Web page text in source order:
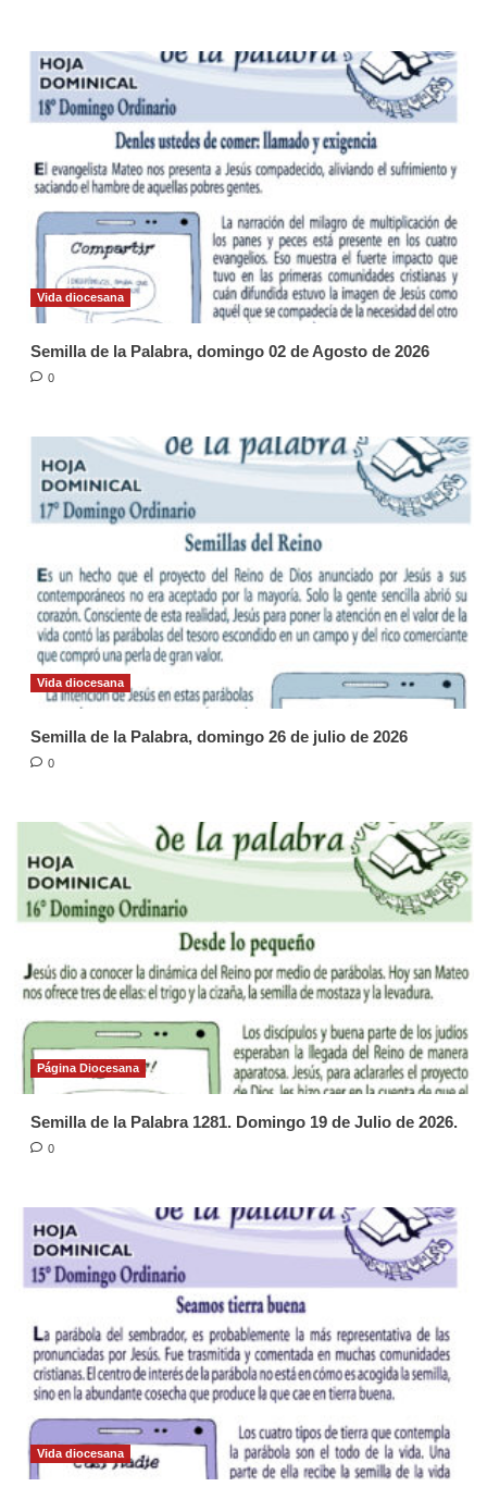
Vida diocesana
Semilla de la Palabra, domingo 02 de Agosto de 2026
0
Vida diocesana
Semilla de la Palabra, domingo 26 de julio de 2026
0
Página Diocesana
Semilla de la Palabra 1281. Domingo 19 de Julio de 2026.
0
Vida diocesana